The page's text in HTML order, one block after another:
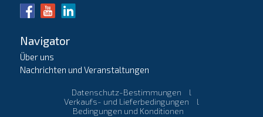
Navigator
Über uns
Nachrichten und Veranstaltungen
Datenschutz-Bestimmungen
l
Verkaufs- und Lieferbedingungen
l
Bedingungen und Konditionen